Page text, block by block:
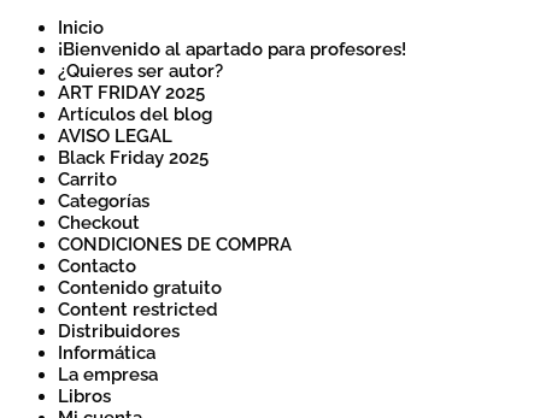
Inicio
¡Bienvenido al apartado para profesores!
¿Quieres ser autor?
ART FRIDAY 2025
Artículos del blog
AVISO LEGAL
Black Friday 2025
Carrito
Categorías
Checkout
CONDICIONES DE COMPRA
Contacto
Contenido gratuito
Content restricted
Distribuidores
Informática
La empresa
Libros